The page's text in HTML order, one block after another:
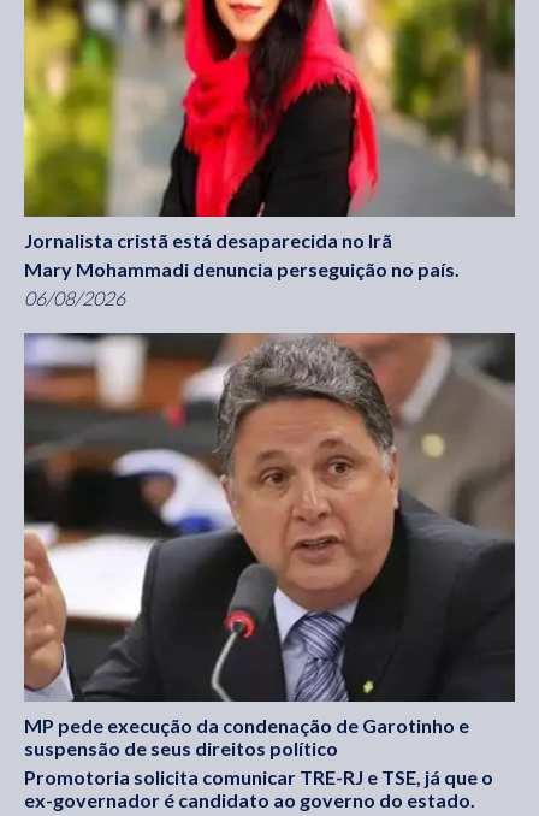
Jornalista cristã está desaparecida no Irã
Mary Mohammadi denuncia perseguição no país.
06/08/2026
MP pede execução da condenação de Garotinho e
suspensão de seus direitos político
Promotoria solicita comunicar TRE-RJ e TSE, já que o
ex-governador é candidato ao governo do estado.